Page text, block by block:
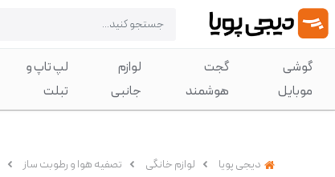
گوشی
موبایل
گجت
هوشمند
لوازم
جانبی
لپ تاپ و
تبلت
دیجی پویا لوازم خانگی تصفیه هوا و رطوبت ساز